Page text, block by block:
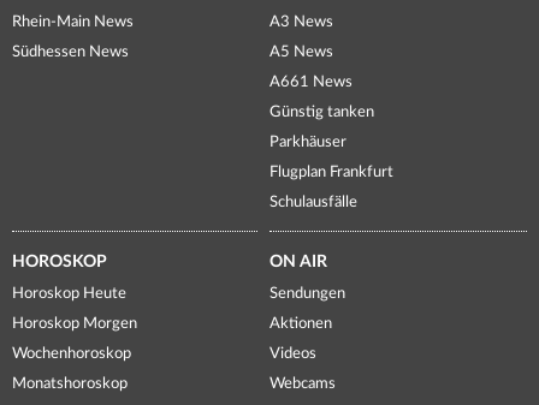
Rhein-Main News
Südhessen News
A3 News
A5 News
A661 News
Günstig tanken
Parkhäuser
Flugplan Frankfurt
Schulausfälle
HOROSKOP
Horoskop Heute
Horoskop Morgen
Wochenhoroskop
Monatshoroskop
ON AIR
Sendungen
Aktionen
Videos
Webcams